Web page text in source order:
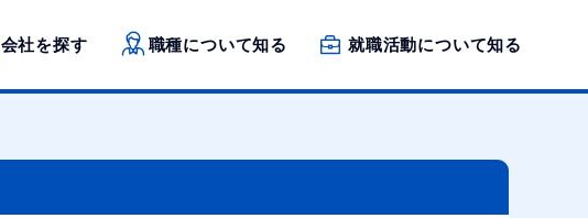
会社を探す 職種について知る 就職活動について知る